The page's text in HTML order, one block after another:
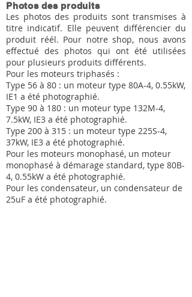
Photos des produits
Les photos des produits sont transmises à
titre indicatif. Elle peuvent différencier du
produit réél. Pour notre shop, nous avons
effectué des photos qui ont été utilisées
pour plusieurs produits différents.
Pour les moteurs triphasés :
Type 56 à 80 : un moteur type 80A-4, 0.55kW,
IE1 a été photographié.
Type 90 à 180 : un moteur type 132M-4,
7.5kW, IE3 a été photographié.
Type 200 à 315 : un moteur type 225S-4,
37kW, IE3 a été photographié.
Pour les moteurs monophasé, un moteur
monophasé à démarage standard, type 80B-
4, 0.55kW a été photographié.
Pour les condensateur, un condensateur de
25uF a été photographié.